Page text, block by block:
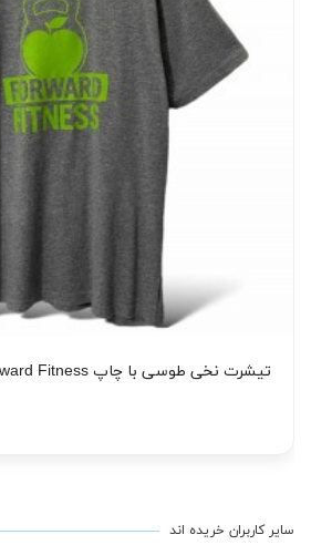
تیشرت نخی طوسی با چاپ Forward Fitness مفهومی
سایر کاربران خریده اند